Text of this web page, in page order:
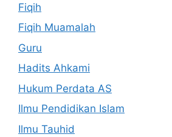
Fiqih
Fiqih Muamalah
Guru
Hadits Ahkami
Hukum Perdata AS
Ilmu Pendidikan Islam
Ilmu Tauhid